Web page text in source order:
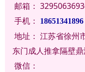
邮箱：
手机：
18651341896
地址： 江苏省徐州
东门成人推拿隔壁
微信：